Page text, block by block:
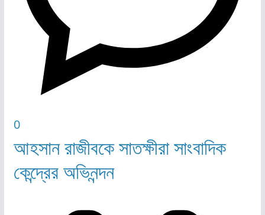
0
আহসান রাজীবকে সাতক্ষীরা সাংবাদিক
কেন্দ্রের অভিনন্দন